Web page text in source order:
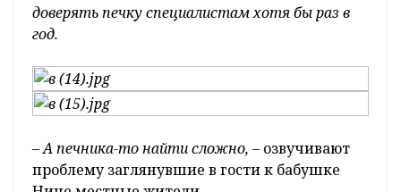
доверять печку специалистам хотя бы раз в
год.
–А печника-то найти сложно, – озвучивают
проблему заглянувшие в гости к бабушке